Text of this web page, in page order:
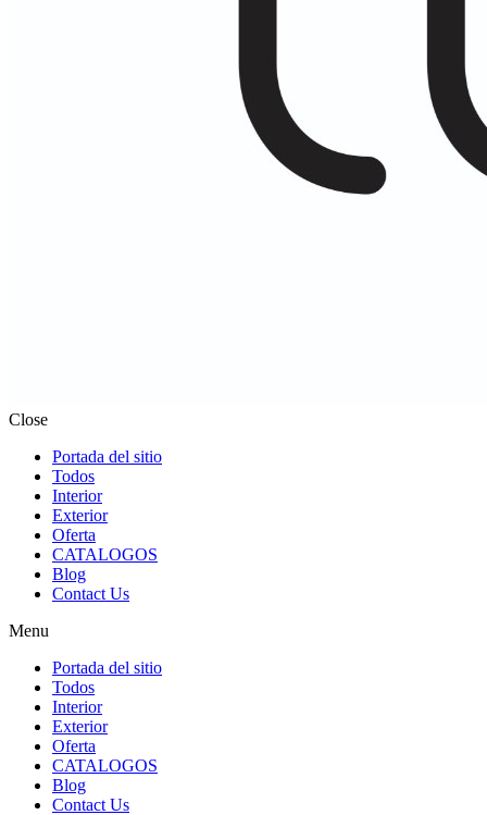
Close
Portada del sitio
Todos
Interior
Exterior
Oferta
CATALOGOS
Blog
Contact Us
Menu
Portada del sitio
Todos
Interior
Exterior
Oferta
CATALOGOS
Blog
Contact Us